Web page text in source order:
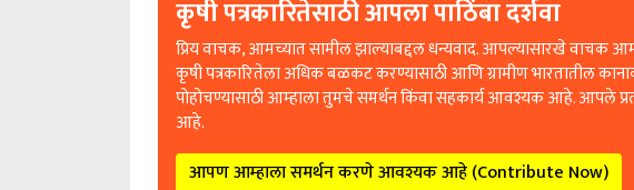
कृषी पत्रकारितेसाठी आपला पाठिंबा दर्शवा
प्रिय वाचक, आमच्यात सामील झाल्याबद्दल धन्यवाद. आपल्यासारखे वाचक
कृषी पत्रकारितेला अधिक बळकट करण्यासाठी आणि ग्रामीण भारतातील
पोहोचण्यासाठी आम्हाला तुमचे समर्थन किंवा सहकार्य आवश्यक आहे. आपले
आहे.
आपण आम्हाला समर्थन करणे आवश्यक आहे (Contribute Now)